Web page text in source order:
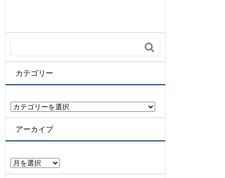

カテゴリー
カ
テ
ゴ
リ
アーカイブ
ア
ー